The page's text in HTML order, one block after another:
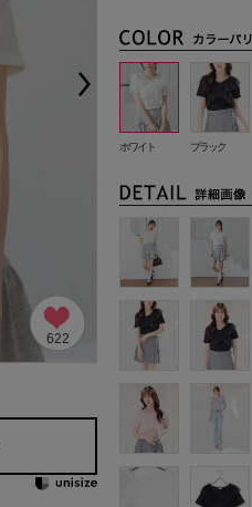
622
ホワイト ブラック